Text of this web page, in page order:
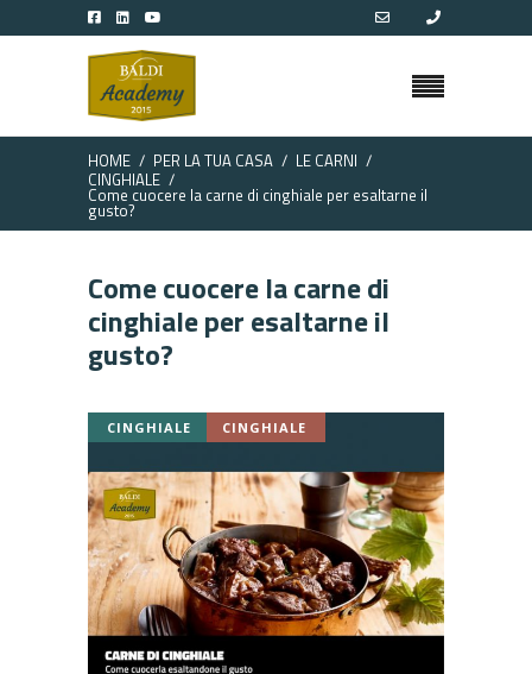
HOME PER LA TUA CASA
LE CARNI
CINGHIALE
Come cuocere la carne di cinghiale per esaltarne il
gusto?
Come cuocere la carne di
cinghiale per esaltarne il
gusto?
CINGHIALE CINGHIALE